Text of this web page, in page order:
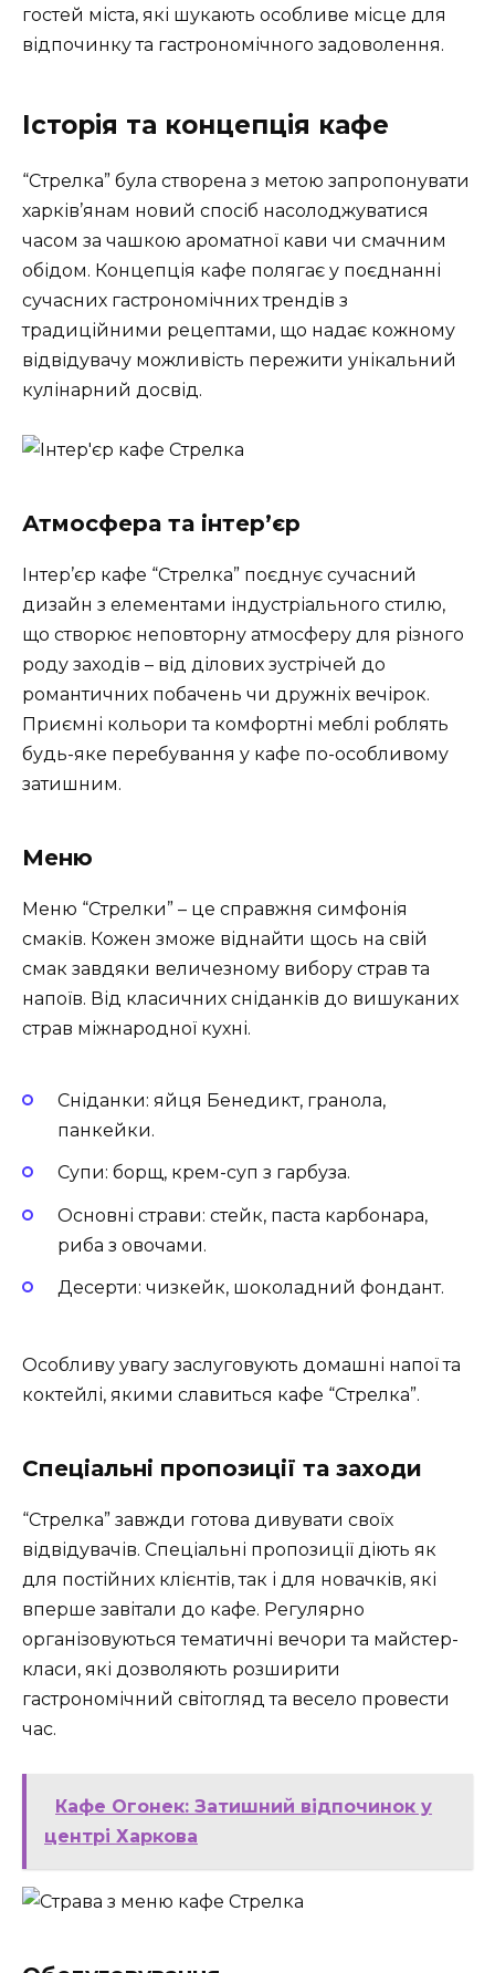
гостей міста, які шукають особливе місце для
відпочинку та гастрономічного задоволення.
Історія та концепція кафе
“Стрелка” була створена з метою запропонувати
харків’янам новий спосіб насолоджуватися
часом за чашкою ароматної кави чи смачним
обідом. Концепція кафе полягає у поєднанні
сучасних гастрономічних трендів з
традиційними рецептами, що надає кожному
відвідувачу можливість пережити унікальний
кулінарний досвід.
Атмосфера та інтер’єр
Інтер’єр кафе “Стрелка” поєднує сучасний
дизайн з елементами індустріального стилю,
що створює неповторну атмосферу для різного
роду заходів – від ділових зустрічей до
романтичних побачень чи дружніх вечірок.
Приємні кольори та комфортні меблі роблять
будь-яке перебування у кафе по-особливому
затишним.
Меню
Меню “Стрелки” – це справжня симфонія
смаків. Кожен зможе віднайти щось на свій
смак завдяки величезному вибору страв та
напоїв. Від класичних сніданків до вишуканих
страв міжнародної кухні.
Сніданки: яйця Бенедикт, гранола,
панкейки.
Супи: борщ, крем-суп з гарбуза.
Основні страви: стейк, паста карбонара,
риба з овочами.
Десерти: чизкейк, шоколадний фондант.
Особливу увагу заслуговують домашні напої та
коктейлі, якими славиться кафе “Стрелка”.
Спеціальні пропозиції та заходи
“Стрелка” завжди готова дивувати своїх
відвідувачів. Спеціальні пропозиції діють як
для постійних клієнтів, так і для новачків, які
вперше завітали до кафе. Регулярно
організовуються тематичні вечори та майстер-
класи, які дозволяють розширити
гастрономічний світогляд та весело провести
час.
Кафе Огонек: Затишний відпочинок у
центрі Харкова